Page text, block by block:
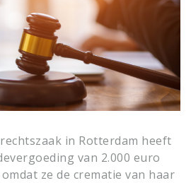
in Rotterdam heeft
van 2.000 euro
ze de crematie van haar